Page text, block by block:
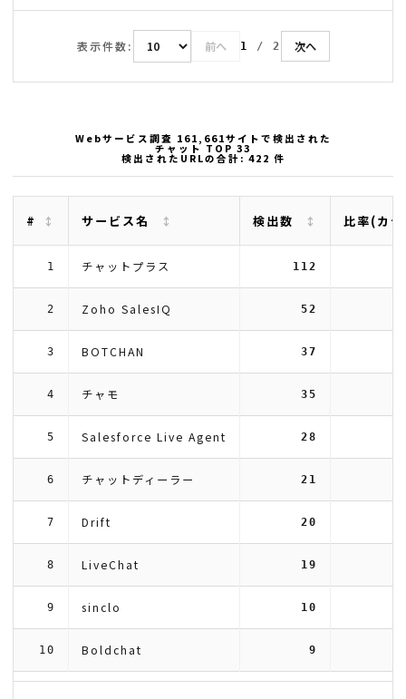
表示件数: 前へ 1 / 2 次へ
Webサービス調査 161,661サイトで検出された
チャット TOP 33
検出されたURLの合計: 422 件
# サービス名 検出数 比率(カ
1 チャットプラス 112
2 Zoho SalesIQ 52
3 BOTCHAN 37
4 チャモ 35
5 Salesforce Live Agent 28
6 チャットディーラー 21
7 Drift 20
8 LiveChat 19
9 sinclo 10
10 Boldchat 9